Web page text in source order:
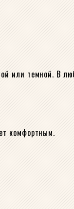
или темной. В
комфортным.